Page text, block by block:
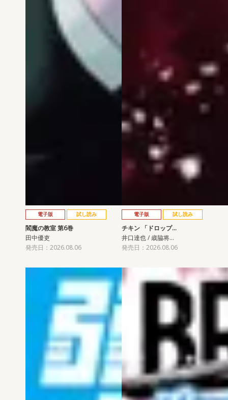
電子版 試し読み
閻魔の教室 第6巻
田中優吏
発売日：2026.08.06
電子版 試し読み
チキン 「ドロップ…
井口達也 / 歳脇将…
発売日：2026.08.06